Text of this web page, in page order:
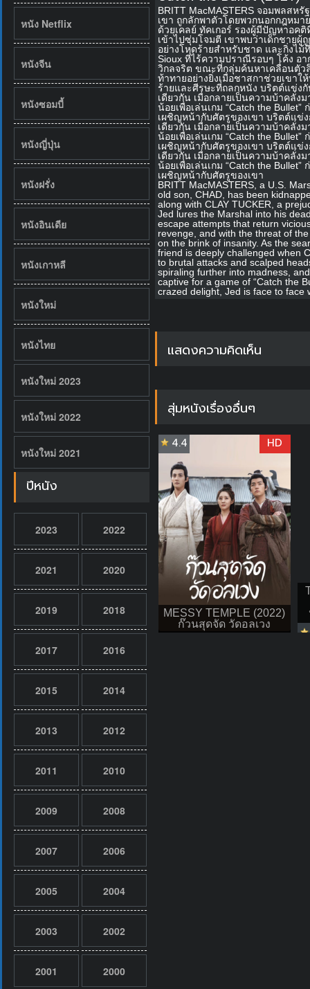
หนัง Netflix
หนังจีน
หนังซอมบี้
หนังญี่ปุ่น
หนังฝรั่ง
หนังอินเดีย
หนังเกาหลี
หนังใหม่
หนังไทย
หนังใหม่ 2023
หนังใหม่ 2022
หนังใหม่ 2021
ปีหนัง
2023 2022
2021 2020
2019 2018
2017 2016
2015 2014
2013 2012
2011 2010
2009 2008
2007 2006
2005 2004
2003 2002
2001 2000
BRITT MacMASTERS จอมพลสห
เขา ถูกลักพาตัวโดยพวกนอกกฎหมา
ด้วยเคลย์ ทัคเกอร์ รองผู้มีปัญหาอค
เข้าไปซุ่มโจมตี เขาพบว่าเด็กชายผู้
อย่างโหดร้ายสำหรับชาด และกิ่งไ
Sioux ที่ไร้ความปราณีรอบๆ โค้ง อ
วิกลจริต ขณะที่กลุ่มค้นหาเคลื่อนตัวลึ
ท้าทายอย่างยิ่งเมื่อชาสกาช่วยเขา
ร้ายและศีรษะที่ถลกหนัง บริตต์แข่ง
เดียวกัน เมื่อกลายเป็นความบ้าคลั่ง
น้อยเพื่อเล่นเกม “Catch the
เผชิญหน้ากับศัตรูของเขา บริตต์แข่
เดียวกัน เมื่อกลายเป็นความบ้าคลั่ง
น้อยเพื่อเล่นเกม “Catch the
เผชิญหน้ากับศัตรูของเขา บริตต์แข่
เดียวกัน เมื่อกลายเป็นความบ้าคลั่ง
น้อยเพื่อเล่นเกม “Catch the
เผชิญหน้ากับศัตรูของเขา
BRITT MacMASTERS, a U.S.
old son, CHAD, has been
along with CLAY TUCKER, a
Jed lures the Marshal into his
escape attempts that return
revenge, and with the threat of
on the brink of insanity. As the
friend is deeply challenged when
to brutal attacks and scalped
spiraling further into madness,
captive for a game of “Catch the
crazed delight, Jed is face to face
แสดงความคิดเห็น
สุ่มหนังเรื่องอื่นๆ
MESSY TEMPLE (2022)
ก๊วนสุดจัด วัดอลเวง
4.4 HD